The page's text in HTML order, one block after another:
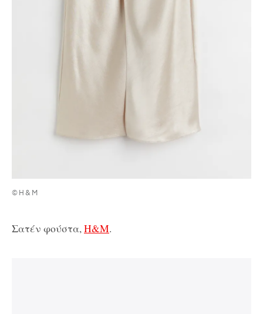
©H&M
Σατέν φούστα, H&M.